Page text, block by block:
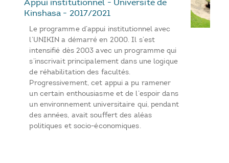
Appui institutionnel - Université de
Kinshasa - 2017/2021
Le programme d’appui institutionnel avec
l’UNIKIN a démarré en 2000. Il s’est
intensifié dès 2003 avec un programme qui
s’inscrivait principalement dans une logique
de réhabilitation des facultés.
Progressivement, cet appui a pu ramener
un certain enthousiasme et de l’espoir dans
un environnement universitaire qui, pendant
des années, avait souffert des aléas
politiques et socio-économiques.